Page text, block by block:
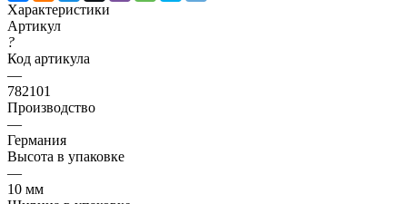
Характеристики
Артикул
?
Код артикула
—
782101
Производство
—
Германия
Высота в упаковке
—
10 мм